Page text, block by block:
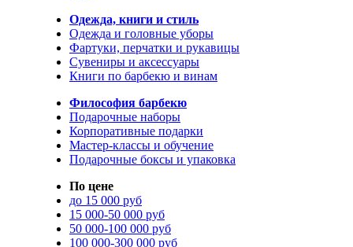
Одежда, книги и стиль
Одежда и головные уборы
Фартуки, перчатки и рукавицы
Сувениры и аксессуары
Книги по барбекю и винам
Философия барбекю
Подарочные наборы
Корпоративные подарки
Мастер-классы и обучение
Подарочные боксы и упаковка
По цене
до 15 000 руб
15 000-50 000 руб
50 000-100 000 руб
100 000-300 000 руб